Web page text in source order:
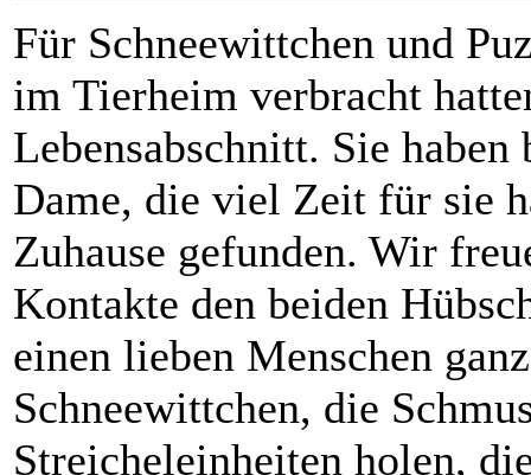
Für Schneewittchen und
im Tierheim verbracht
Lebensabschnitt. Sie
Dame, die viel Zeit für sie
Zuhause gefunden. Wir
Kontakte den beiden
einen lieben Menschen
Schneewittchen, die
Streicheleinheiten holen,